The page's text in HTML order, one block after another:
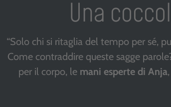
Una
“Solo chi si ritaglia del tempo per sé,
Come contraddire queste sagge
per il corpo, le mani esperte di Anja